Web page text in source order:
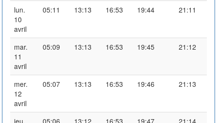
lun.
10
avril
05:11 13:13 16:53 19:44 21:11
mar.
11
avril
05:09 13:13 16:53 19:45 21:12
mer.
12
avril
05:07 13:13 16:53 19:46 21:13
jeu.
05:06 13:12 16:53 19:47 21:14